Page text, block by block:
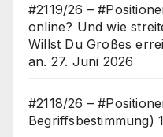
#2119/26 –
online? Und wie
Willst Du Großes
an. 27. Juni 2026
#2118/26 –
Begriffsbestimmung)